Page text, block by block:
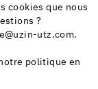
cookies que nous
?
utz.com.
politique en